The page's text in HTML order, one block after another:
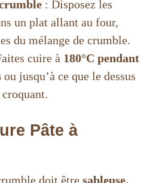
: Disposez les
un plat allant au four,
du mélange de crumble.
cuire à 180°C pendant
ou jusqu’à ce que le dessus
Pâte à
doit être sableuse,